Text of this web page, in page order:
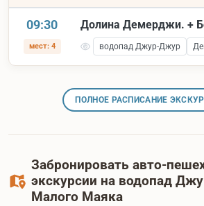
09:30
мест: 4
Долина Демерджи. +
водопад Джур-Джур
ПОЛНОЕ РАСПИСАНИЕ
Забронировать авто-
экскурсии на водопад
Малого Маяка